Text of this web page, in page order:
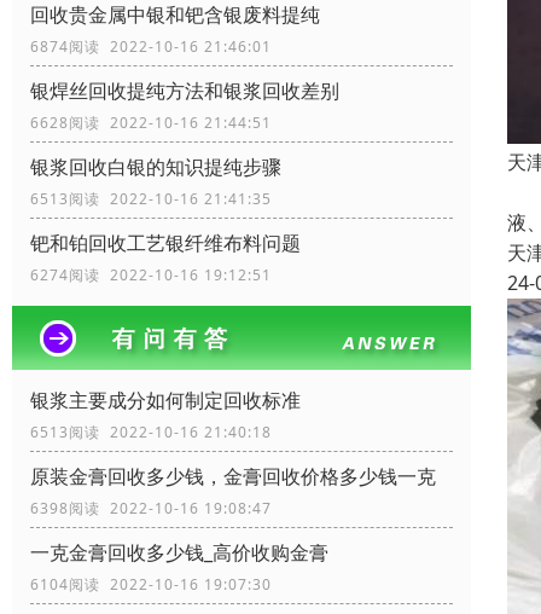
回收贵金属中银和钯含银废料提纯
6874阅读 2022-10-16 21:46:01
银焊丝回收提纯方法和银浆回收差别
6628阅读 2022-10-16 21:44:51
银浆回收白银的知识提纯步骤
6513阅读 2022-10-16 21:41:35
钯和铂回收工艺银纤维布料问题
6274阅读 2022-10-16 19:12:51
银浆主要成分如何制定回收标准
6513阅读 2022-10-16 21:40:18
原装金膏回收多少钱，金膏回收价格多少钱一克
6398阅读 2022-10-16 19:08:47
一克金膏回收多少钱_高价收购金膏
6104阅读 2022-10-16 19:07:30
天
液
天
24-